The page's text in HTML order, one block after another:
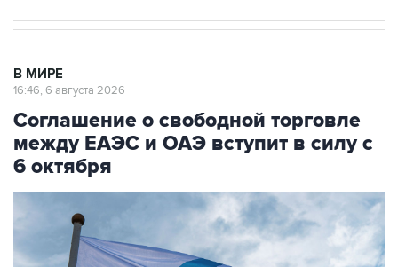
В МИРЕ
16:46, 6 августа 2026
Соглашение о свободной торговле
между ЕАЭС и ОАЭ вступит в силу с
6 октября